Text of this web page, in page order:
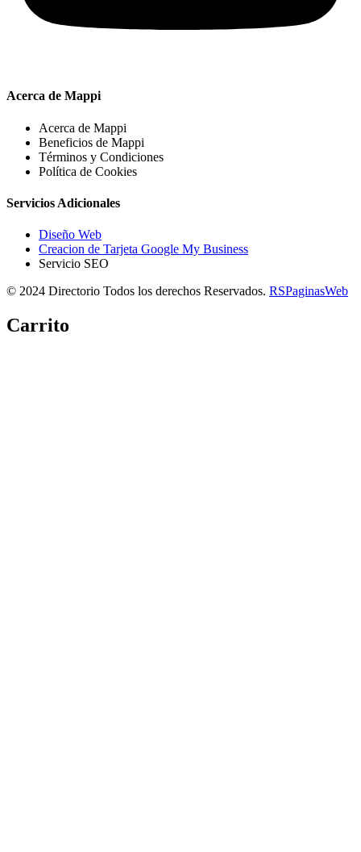
Acerca de Mappi
Acerca de Mappi
Beneficios de Mappi
Términos y Condiciones
Política de Cookies
Servicios Adicionales
Diseño Web
Creacion de Tarjeta Google My Business
Servicio SEO
© 2024 Directorio Todos los derechos Reservados. RSPaginasWeb
Carrito